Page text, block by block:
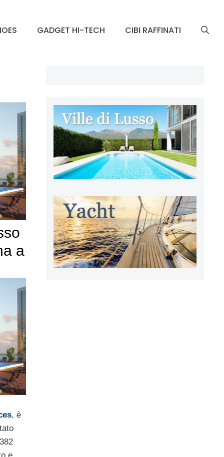
GADGET HI-TECH CIBI RAFFINATI
a
, è